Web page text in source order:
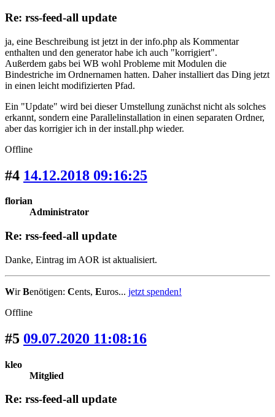
Re: rss-feed-all update
ja, eine Beschreibung ist jetzt in der info.php als Kommentar
enthalten und den generator habe ich auch "korrigiert".
Außerdem gabs bei WB wohl Probleme mit Modulen die
Bindestriche im Ordnernamen hatten. Daher installiert das Ding jetzt
in einen leicht modifizierten Pfad.
Ein "Update" wird bei dieser Umstellung zunächst nicht als solches
erkannt, sondern eine Parallelinstallation in einen separaten Ordner,
aber das korrigier ich in der install.php wieder.
Offline
#4 14.12.2018 09:16:25
florian
Administrator
Re: rss-feed-all update
Danke, Eintrag im AOR ist aktualisiert.
WirBenötigen: Cents, Euros... jetzt spenden!
Offline
#5 09.07.2020 11:08:16
kleo
Mitglied
Re: rss-feed-all update